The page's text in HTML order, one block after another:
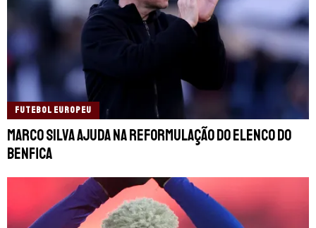
FUTEBOL EUROPEU
Marco Silva ajuda na reformulação do elenco do
Benfica